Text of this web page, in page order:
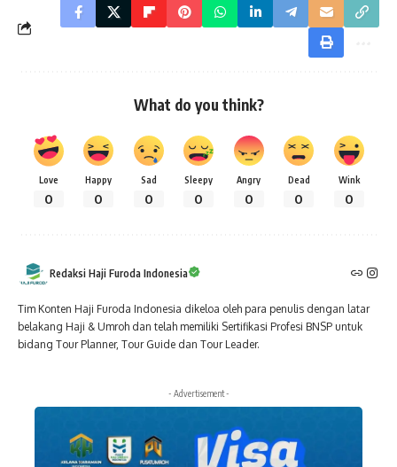
What do you think?
Love
0
Happy
0
Sad
0
Sleepy
0
Angry
0
Dead
0
Wink
0
Redaksi Haji Furoda Indonesia
Tim Konten Haji Furoda Indonesia dikeloa oleh para penulis dengan latar
belakang Haji & Umroh dan telah memiliki Sertifikasi Profesi BNSP untuk
bidang Tour Planner, Tour Guide dan Tour Leader.
- Advertisement -